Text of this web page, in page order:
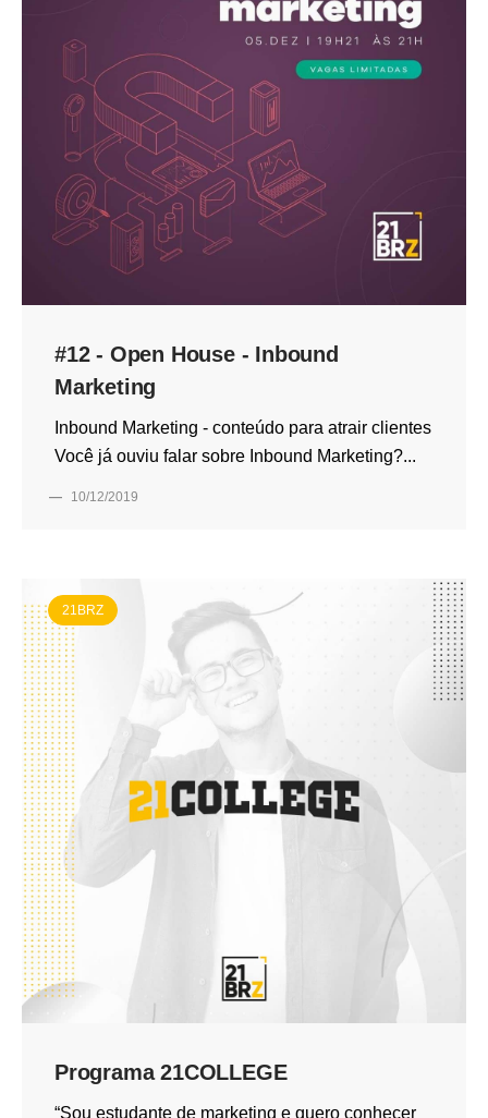
#12 - Open House - Inbound
Marketing
Inbound Marketing - conteúdo para atrair clientes
Você já ouviu falar sobre Inbound Marketing?...
— 10/12/2019
21BRZ
Programa 21COLLEGE
“Sou estudante de marketing e quero conhecer